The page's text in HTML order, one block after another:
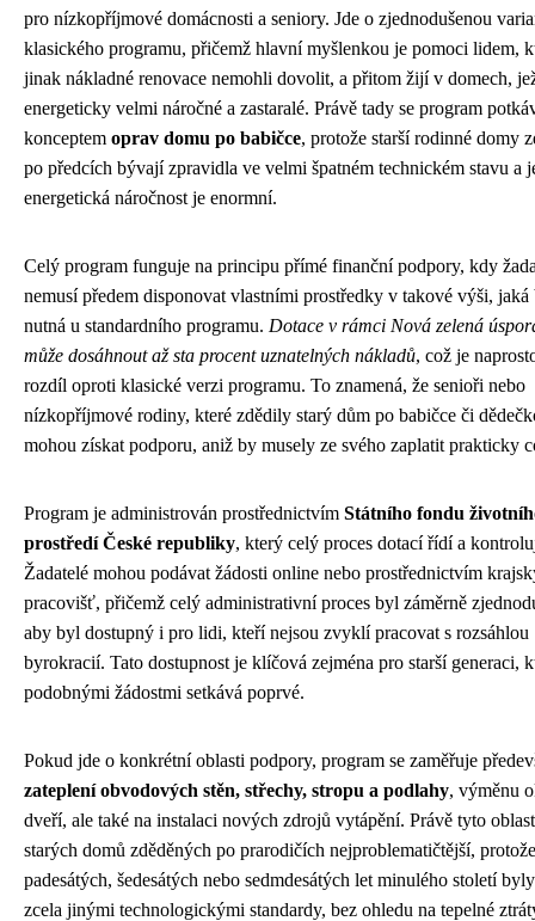
pro nízkopříjmové domácnosti a seniory. Jde o zjednodušenou
klasického programu, přičemž hlavní myšlenkou je pomoci lidem,
jinak nákladné renovace nemohli dovolit, a přitom žijí v domech,
energeticky velmi náročné a zastaralé. Právě tady se program
konceptem oprav domu po babičce, protože starší rodinné domy
po předcích bývají zpravidla ve velmi špatném technickém stavu a
energetická náročnost je enormní.
Celý program funguje na principu přímé finanční podpory, kdy
nemusí předem disponovat vlastními prostředky v takové výši,
nutná u standardního programu. Dotace v rámci Nová zelená
může dosáhnout až sta procent uznatelných nákladů, což je
rozdíl oproti klasické verzi programu. To znamená, že senioři nebo
nízkopříjmové rodiny, které zdědily starý dům po babičce či
mohou získat podporu, aniž by musely ze svého zaplatit prakticky
Program je administrován prostřednictvím Státního fondu
prostředí České republiky, který celý proces dotací řídí a
Žadatelé mohou podávat žádosti online nebo prostřednictvím
pracovišť, přičemž celý administrativní proces byl záměrně
aby byl dostupný i pro lidi, kteří nejsou zvyklí pracovat s rozsáhlou
byrokracií. Tato dostupnost je klíčová zejména pro starší generaci,
podobnými žádostmi setkává poprvé.
Pokud jde o konkrétní oblasti podpory, program se zaměřuje
zateplení obvodových stěn, střechy, stropu a podlahy, výměnu
dveří, ale také na instalaci nových zdrojů vytápění. Právě tyto
starých domů zděděných po prarodičích nejproblematičtější,
padesátých, šedesátých nebo sedmdesátých let minulého století
zcela jinými technologickými standardy, bez ohledu na tepelné